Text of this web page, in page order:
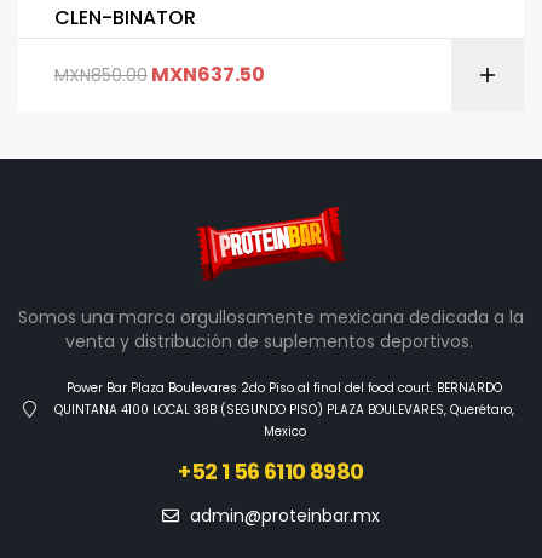
CLEN-BINATOR
MXN850.00 MXN637.50
Somos una marca orgullosamente mexicana dedicada a la
venta y distribución de suplementos deportivos.
Power Bar Plaza Boulevares 2do Piso al final del food court. BERNARDO
QUINTANA 4100 LOCAL 38B (SEGUNDO PISO) PLAZA BOULEVARES, Querétaro,
Mexico
+52 1 56 6110 8980
admin@proteinbar.mx